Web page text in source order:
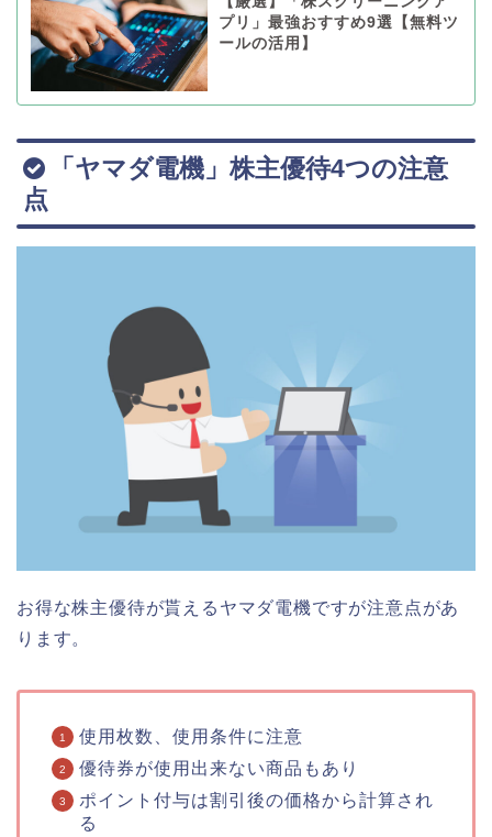
プリ」最強おすすめ9選【無料ツ
ールの活用】
「ヤマダ電機」株主優待4つの注意
点
お得な株主優待が貰えるヤマダ電機ですが注意点があ
ります。
使用枚数、使用条件に注意
優待券が使用出来ない商品もあり
ポイント付与は割引後の価格から計算され
る